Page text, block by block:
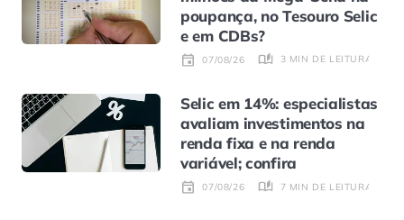
poupança, no Tesouro Selic
e em CDBs?
07/08/26 3 MIN DE LEITURA
Selic em 14%: especialistas
avaliam investimentos na
renda fixa e na renda
variável; confira
07/08/26 7 MIN DE LEITURA